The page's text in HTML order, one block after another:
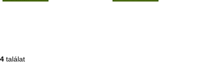
4 találat